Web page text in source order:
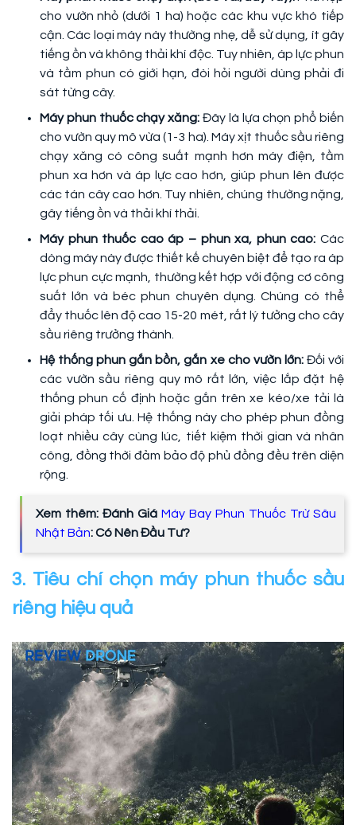
cho vườn nhỏ (dưới 1 ha) hoặc các khu vực khó tiếp
cận. Các loại máy này thường nhẹ, dễ sử dụng, ít gây
tiếng ồn và không thải khí độc. Tuy nhiên, áp lực phun
và tầm phun có giới hạn, đòi hỏi người dùng phải đi
sát từng cây.
Máy phun thuốc chạy xăng: Đây là lựa chọn phổ biến
cho vườn quy mô vừa (1-3 ha). Máy xịt thuốc sầu riêng
chạy xăng có công suất mạnh hơn máy điện, tầm
phun xa hơn và áp lực cao hơn, giúp phun lên được
các tán cây cao hơn. Tuy nhiên, chúng thường nặng,
gây tiếng ồn và thải khí thải.
Máy phun thuốc cao áp – phun xa, phun cao: Các
dòng máy này được thiết kế chuyên biệt để tạo ra áp
lực phun cực mạnh, thường kết hợp với động cơ công
suất lớn và béc phun chuyên dụng. Chúng có thể
đẩy thuốc lên độ cao 15-20 mét, rất lý tưởng cho cây
sầu riêng trưởng thành.
Hệ thống phun gắn bồn, gắn xe cho vườn lớn: Đối với
các vườn sầu riêng quy mô rất lớn, việc lắp đặt hệ
thống phun cố định hoặc gắn trên xe kéo/xe tải là
giải pháp tối ưu. Hệ thống này cho phép phun đồng
loạt nhiều cây cùng lúc, tiết kiệm thời gian và nhân
công, đồng thời đảm bảo độ phủ đồng đều trên diện
rộng.
Xem thêm: Đánh Giá Máy Bay Phun Thuốc Trừ Sâu
Nhật Bản: Có Nên Đầu Tư?
3. Tiêu chí chọn máy phun thuốc sầu
riêng hiệu quả